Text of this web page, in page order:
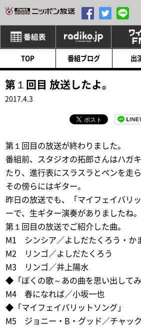
radiko
TOP 番組ブログ 出
第１回目 放送したよ。
2017.4.3
第１回目の放送が終わりました。
番組前、スタジオの拓郎さんはハガ
たり、進行表にスラスラとペンを走ら
その傍らにはギター。
昨日の放送でも、「マイフェイバリ
ーで、生ギター演奏がありましたね。
第１回目の放送でご紹介した曲。
M1 シンシア／よしだたくろう・か
M2 リンゴ／よしだたくろう
M3 リンゴ／井上陽水
◆「ぼくの歌～あの曲を思い出してみ
M4 春になれば／小坂一也
◆「マイフェイバリットソング」
M5 ジョニー・B・グッド／チャッ